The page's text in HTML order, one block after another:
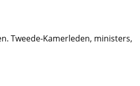
Tweede-Kamerleden, ministers,